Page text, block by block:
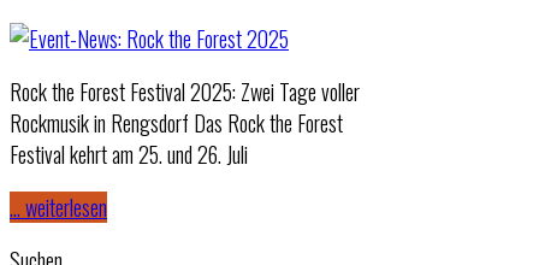
Rock the Forest Festival 2025: Zwei Tage voller
Rockmusik in Rengsdorf Das Rock the Forest
Festival kehrt am 25. und 26. Juli
… weiterlesen